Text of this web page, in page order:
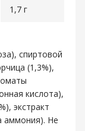
1,7 г
спиртовой
(1,3%),
кислота),
экстракт
аммония). Не